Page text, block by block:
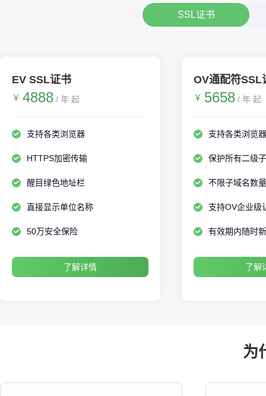
SSL证书
EV SSL证书
￥ 4888 / 年 起
支持各类浏览器
HTTPS加密传输
醒目绿色地址栏
直接显示单位名称
50万安全保险
了解详情
OV通配符SSL
￥ 5658 / 年 起
支持各类浏览器
保护所有二级
不限子域名数量
支持OV企业级
有效期内随时
了解
为